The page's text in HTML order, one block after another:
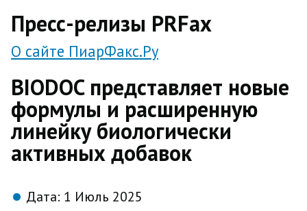
Пресс-релизы PRFax
О сайте ПиарФакс.Ру
BIODOC представляет новые
формулы и расширенную
линейку биологически
активных добавок
Дата: 1 Июль 2025